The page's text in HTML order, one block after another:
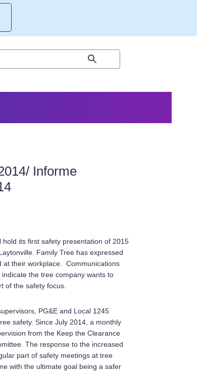
Informe
hold its first safety presentation of 2015
Family Tree has expressed
at their workplace. Communications
the tree company wants to
of the safety focus.
PG&E and Local 1245
safety. Since July 2014, a monthly
from the Keep the Clearance
The response to the increased
part of safety meetings at tree
with the ultimate goal being a safer